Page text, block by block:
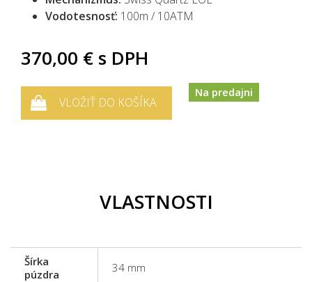
Vodotesnosť: 100m / 10ATM
370,00 € s DPH
VLOŽIŤ DO KOŠÍKA
Na predajni
VLASTNOSTI
Šírka
púzdra
34 mm